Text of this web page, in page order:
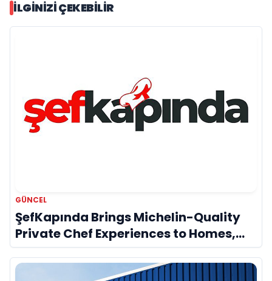
İLGINIZI ÇEKEBILIR
GÜNCEL
ŞefKapında Brings Michelin-Quality
Private Chef Experiences to Homes,
Villas and Yachts Across Turkey